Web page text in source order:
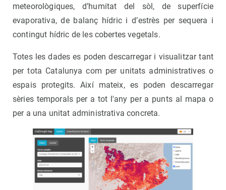
meteorològiques, d’humitat del sòl, de superfície
evaporativa, de balanç hídric i d’estrès per sequera i
contingut hídric de les cobertes vegetals.
Totes les dades es poden descarregar i visualitzar tant
per tota Catalunya com per unitats administratives o
espais protegits. Així mateix, es poden descarregar
sèries temporals per a tot l'any per a punts al mapa o
per a una unitat administrativa concreta.